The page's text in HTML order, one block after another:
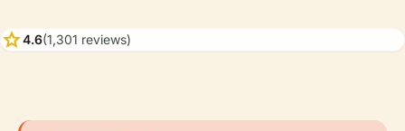
star4.6(1,301 reviews)